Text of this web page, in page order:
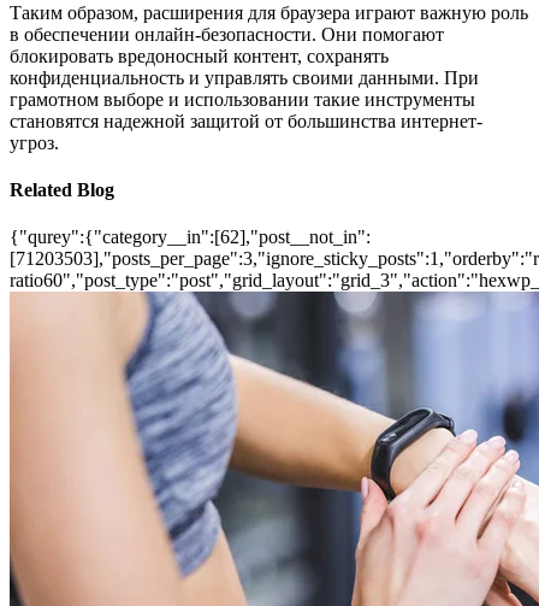
Таким образом, расширения для браузера играют важную роль
в обеспечении онлайн-безопасности. Они помогают
блокировать вредоносный контент, сохранять
конфиденциальность и управлять своими данными. При
грамотном выборе и использовании такие инструменты
становятся надежной защитой от большинства интернет-
угроз.
Related Blog
{"qurey":{"category__in":[62],"post__not_in":